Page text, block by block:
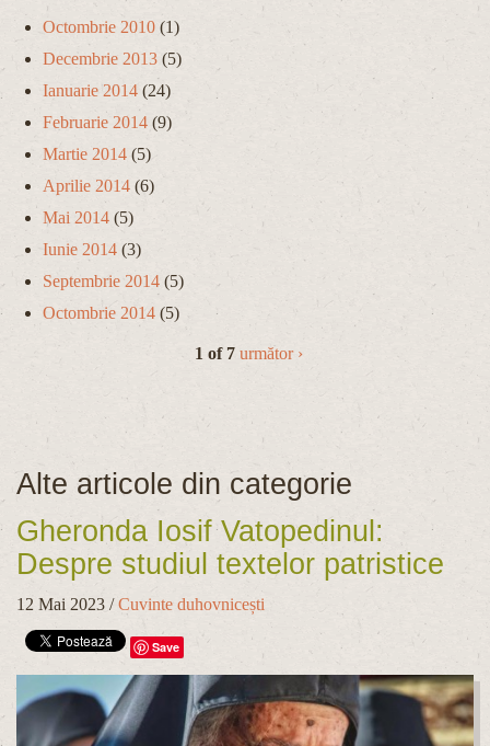
Octombrie 2010 (1)
Decembrie 2013 (5)
Ianuarie 2014 (24)
Februarie 2014 (9)
Martie 2014 (5)
Aprilie 2014 (6)
Mai 2014 (5)
Iunie 2014 (3)
Septembrie 2014 (5)
Octombrie 2014 (5)
1 of 7 următor ›
Alte articole din categorie
Gheronda Iosif Vatopedinul:
Despre studiul textelor patristice
12 Mai 2023 /Cuvinte duhovnicești
Save